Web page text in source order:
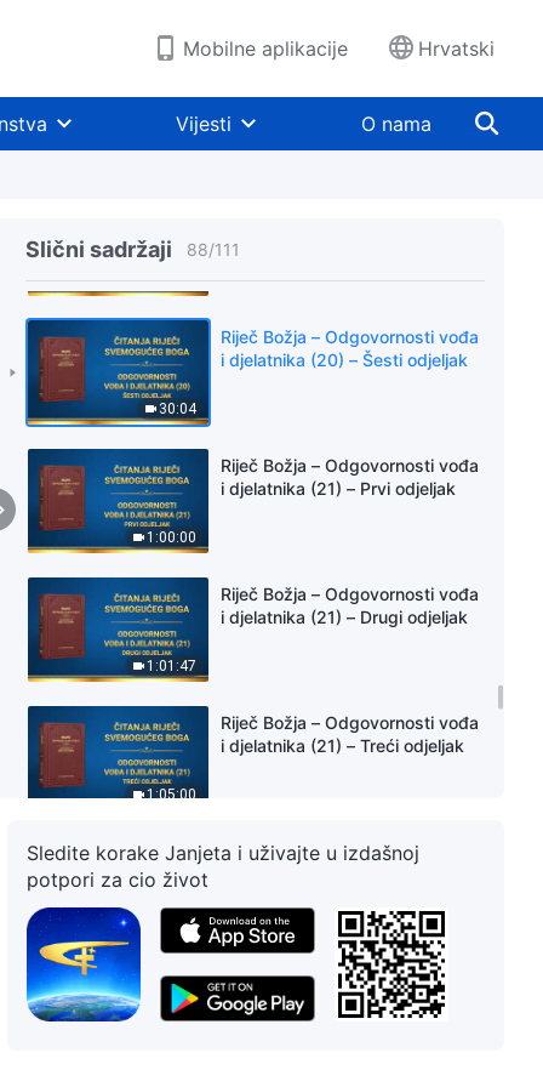
Mobilne aplikacije Hrvatski
Vijesti O nama
Slični sadržaji 88/111
30:29
i djelatnika (20) – Četvrti odjeljak
35:49
30:04
Riječ Božja – Odgovornosti vođa
i djelatnika (20) – Šesti odjeljak
1:00:00
Riječ Božja – Odgovornosti vođa
i djelatnika (21) – Prvi odjeljak
1:01:47
Riječ Božja – Odgovornosti vođa
i djelatnika (21) – Drugi odjeljak
1:05:00
Riječ Božja – Odgovornosti vođa
i djelatnika (21) – Treći odjeljak
46:29
Riječ Božja – Odgovornosti vođa
Riječ Božja – Odgovornosti vođa
i djelatnika (22) – Prvi odjeljak
Sledite korake Janjeta i uživajte u izdašnoj
potpori za cio život